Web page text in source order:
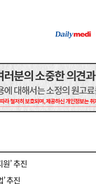
’ 추진
추진